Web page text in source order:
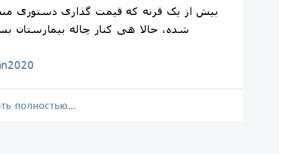
بیش از یک قرنه که قیمت گذاری دستوری
شده، حالا هی کنار چاله بیمارستان
полностью…